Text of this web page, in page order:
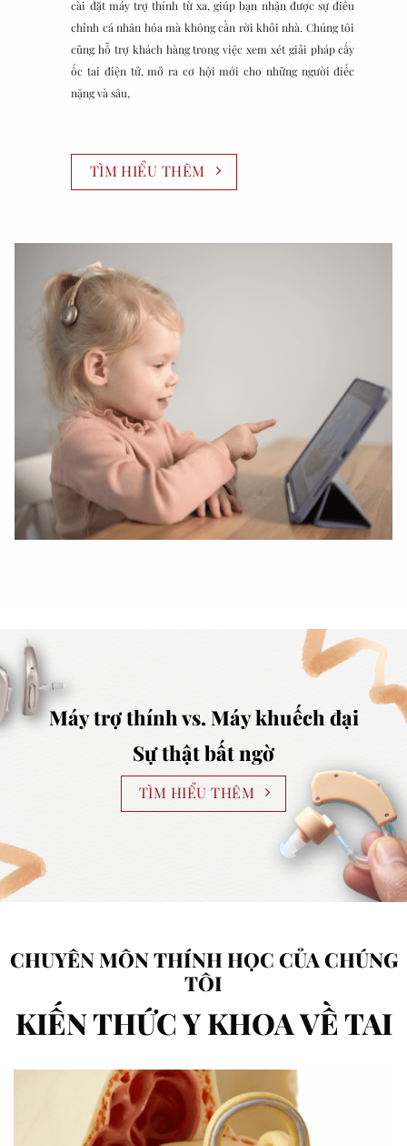
cài đặt máy trợ thính từ xa, giúp bạn nhận được sự điều
chỉnh cá nhân hóa mà không cần rời khỏi nhà. Chúng tôi
cũng hỗ trợ khách hàng trong việc xem xét giải pháp cấy
ốc tai điện tử, mở ra cơ hội mới cho những người điếc
nặng và sâu,
TÌM HIỂU THÊM
Máy trợ thính vs. Máy khuếch đại
Sự thật bất ngờ
TÌM HIỂU THÊM
CHUYÊN MÔN THÍNH HỌC CỦA CHÚNG
TÔI
KIẾN THỨC Y KHOA VỀ TAI